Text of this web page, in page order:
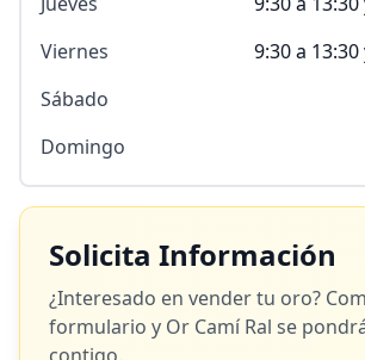
Viernes
9:30 a
Sábado
Domingo
Solicita Información
¿Interesado en vender tu oro?
formulario y Or Camí Ral se